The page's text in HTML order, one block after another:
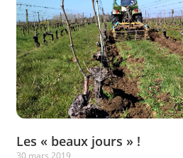
Les « beaux jours » !